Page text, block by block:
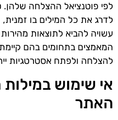
לפי פוטנציאל ההצלחה שלהן.
לדרג את כל המילים בו זמנית,
עשויה להביא לתוצאות
המאמצים בתחומים בהם קיימת
להצלחה ולפתח אסטרטגיות
אי שימוש
האתר